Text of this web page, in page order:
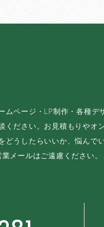
ムページ・LP制作・各種
ください。お見積もりやオ
どうしたらいいか、悩んで
メールはご遠慮ください。